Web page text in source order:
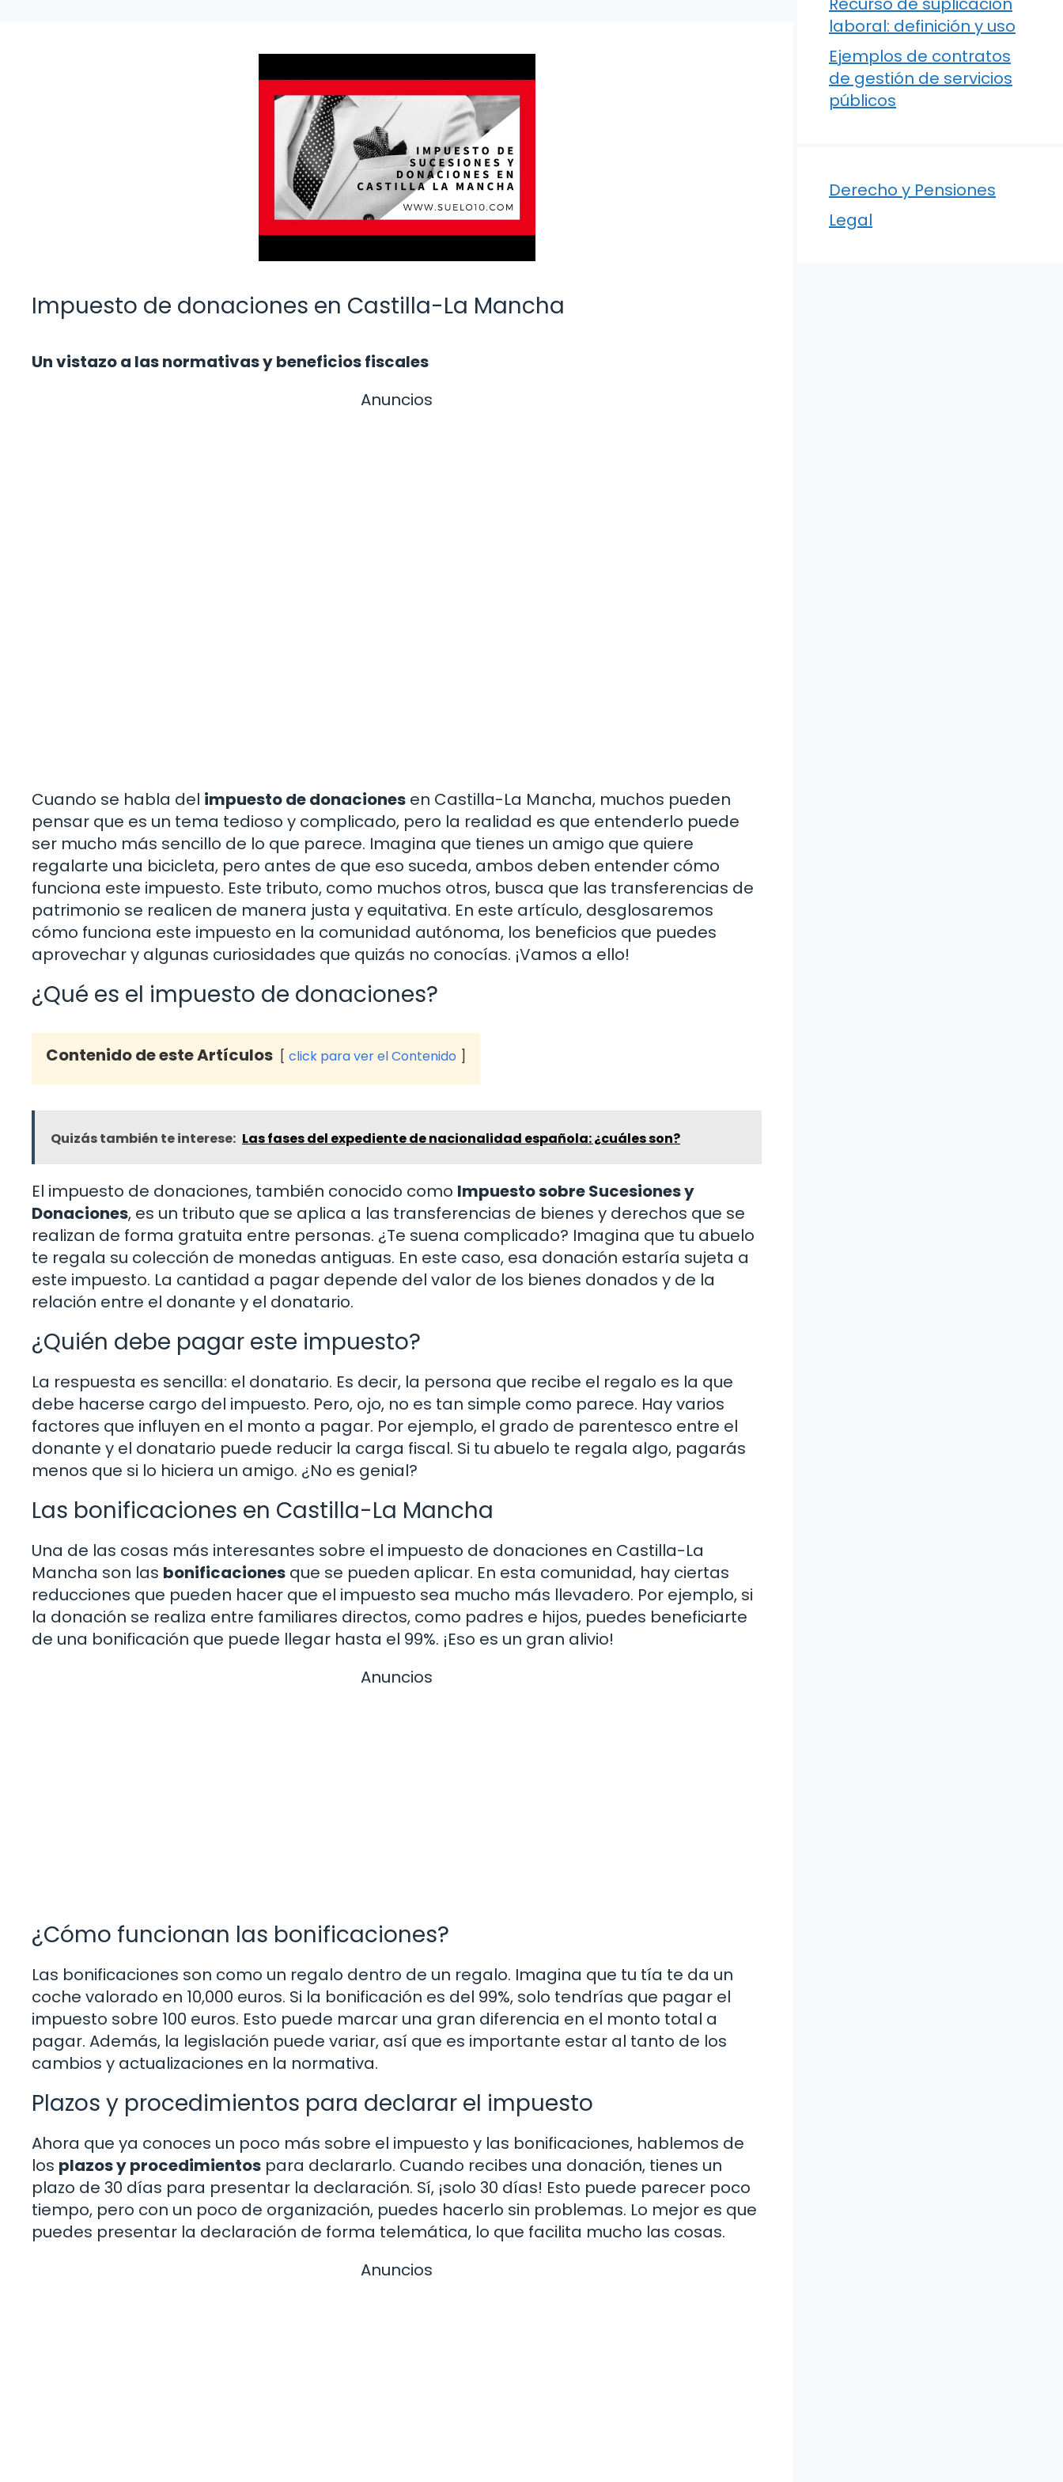
Impuesto de donaciones en Castilla-La Mancha
Un vistazo a las normativas y beneficios fiscales
Anuncios
Cuando se habla del impuesto de donaciones en Castilla-La Mancha, muchos pueden
pensar que es un tema tedioso y complicado, pero la realidad es que entenderlo puede
ser mucho más sencillo de lo que parece. Imagina que tienes un amigo que quiere
regalarte una bicicleta, pero antes de que eso suceda, ambos deben entender cómo
funciona este impuesto. Este tributo, como muchos otros, busca que las transferencias de
patrimonio se realicen de manera justa y equitativa. En este artículo, desglosaremos
cómo funciona este impuesto en la comunidad autónoma, los beneficios que puedes
aprovechar y algunas curiosidades que quizás no conocías. ¡Vamos a ello!
¿Qué es el impuesto de donaciones?
Contenido de este Artículos click para ver el Contenido
Quizás también te interese: Las fases del expediente de nacionalidad española: ¿cuáles son?
El impuesto de donaciones, también conocido como Impuesto sobre Sucesiones y
Donaciones, es un tributo que se aplica a las transferencias de bienes y derechos que se
realizan de forma gratuita entre personas. ¿Te suena complicado? Imagina que tu abuelo
te regala su colección de monedas antiguas. En este caso, esa donación estaría sujeta a
este impuesto. La cantidad a pagar depende del valor de los bienes donados y de la
relación entre el donante y el donatario.
¿Quién debe pagar este impuesto?
La respuesta es sencilla: el donatario. Es decir, la persona que recibe el regalo es la que
debe hacerse cargo del impuesto. Pero, ojo, no es tan simple como parece. Hay varios
factores que influyen en el monto a pagar. Por ejemplo, el grado de parentesco entre el
donante y el donatario puede reducir la carga fiscal. Si tu abuelo te regala algo, pagarás
menos que si lo hiciera un amigo. ¿No es genial?
Las bonificaciones en Castilla-La Mancha
Una de las cosas más interesantes sobre el impuesto de donaciones en Castilla-La
Mancha son las bonificaciones que se pueden aplicar. En esta comunidad, hay ciertas
reducciones que pueden hacer que el impuesto sea mucho más llevadero. Por ejemplo, si
la donación se realiza entre familiares directos, como padres e hijos, puedes beneficiarte
de una bonificación que puede llegar hasta el 99%. ¡Eso es un gran alivio!
Anuncios
¿Cómo funcionan las bonificaciones?
Las bonificaciones son como un regalo dentro de un regalo. Imagina que tu tía te da un
coche valorado en 10,000 euros. Si la bonificación es del 99%, solo tendrías que pagar el
impuesto sobre 100 euros. Esto puede marcar una gran diferencia en el monto total a
pagar. Además, la legislación puede variar, así que es importante estar al tanto de los
cambios y actualizaciones en la normativa.
Plazos y procedimientos para declarar el impuesto
Ahora que ya conoces un poco más sobre el impuesto y las bonificaciones, hablemos de
los plazos y procedimientos para declararlo. Cuando recibes una donación, tienes un
plazo de 30 días para presentar la declaración. Sí, ¡solo 30 días! Esto puede parecer poco
tiempo, pero con un poco de organización, puedes hacerlo sin problemas. Lo mejor es que
puedes presentar la declaración de forma telemática, lo que facilita mucho las cosas.
Anuncios
laboral: definición y uso
Ejemplos de contratos
de gestión de servicios
públicos
Derecho y Pensiones
Legal